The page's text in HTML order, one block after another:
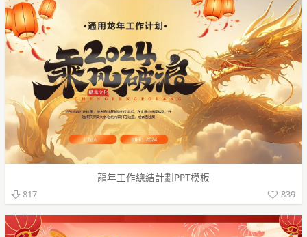
龍年工作總結計劃PPT模板
817 839